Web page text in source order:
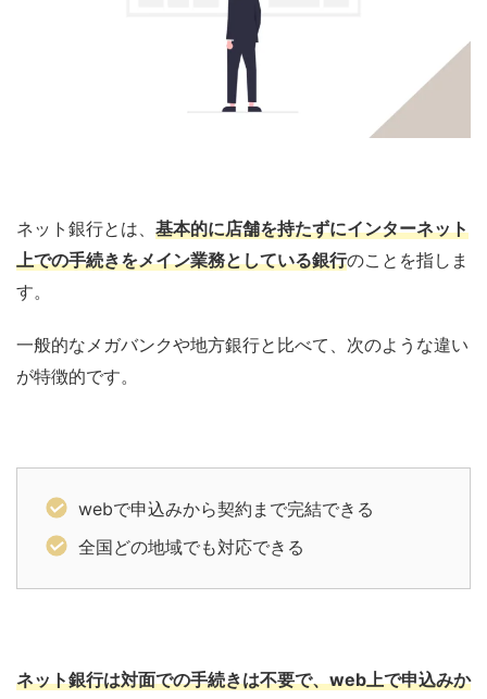
ネット銀行とは、 基本的に店舗を持たずにインターネット
上での手続きをメイン業務としている銀行のことを指しま
す。
一般的なメガバンクや地方銀行と比べて、次のような違い
が特徴的です。
webで申込みから契約まで完結できる
全国どの地域でも対応できる
ネット銀行は対面での手続きは不要で、web上で申込みか